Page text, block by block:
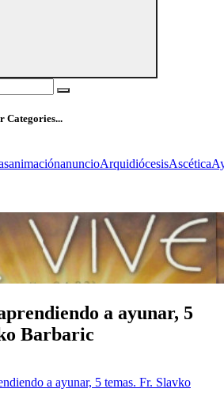
Categories...
animaciónanuncioArquidiócesisAscética
a ayunar, 5
Barbaric
a ayunar, 5 temas. Fr. Slavko